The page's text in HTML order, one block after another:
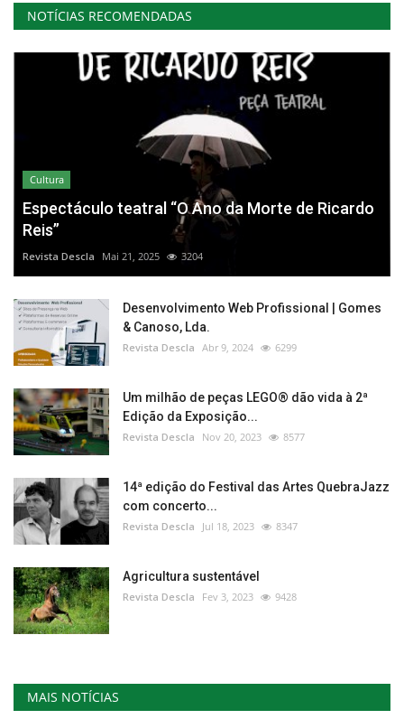
NOTÍCIAS RECOMENDADAS
Cultura
Espectáculo teatral “O Ano da Morte de Ricardo
Reis”
Revista Descla Mai 21, 2025 3204
Desenvolvimento Web Profissional | Gomes
& Canoso, Lda.
Revista Descla Abr 9, 2024 6299
Um milhão de peças LEGO® dão vida à 2ª
Edição da Exposição...
Revista Descla Nov 20, 2023 8577
14ª edição do Festival das Artes QuebraJazz
com concerto...
Revista Descla Jul 18, 2023 8347
Agricultura sustentável
Revista Descla Fev 3, 2023 9428
MAIS NOTÍCIAS